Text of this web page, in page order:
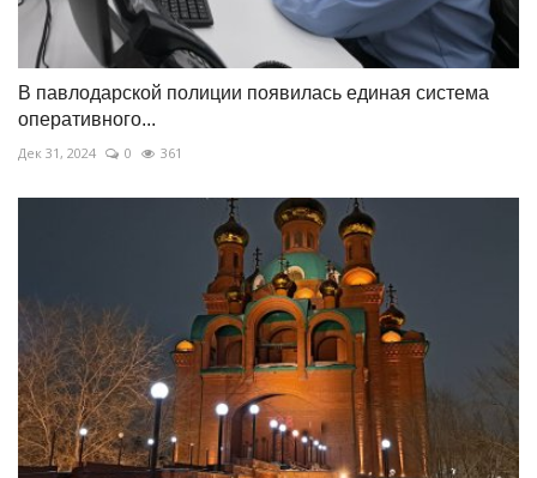
В павлодарской полиции появилась единая система
оперативного...
Дек 31, 2024 0 361